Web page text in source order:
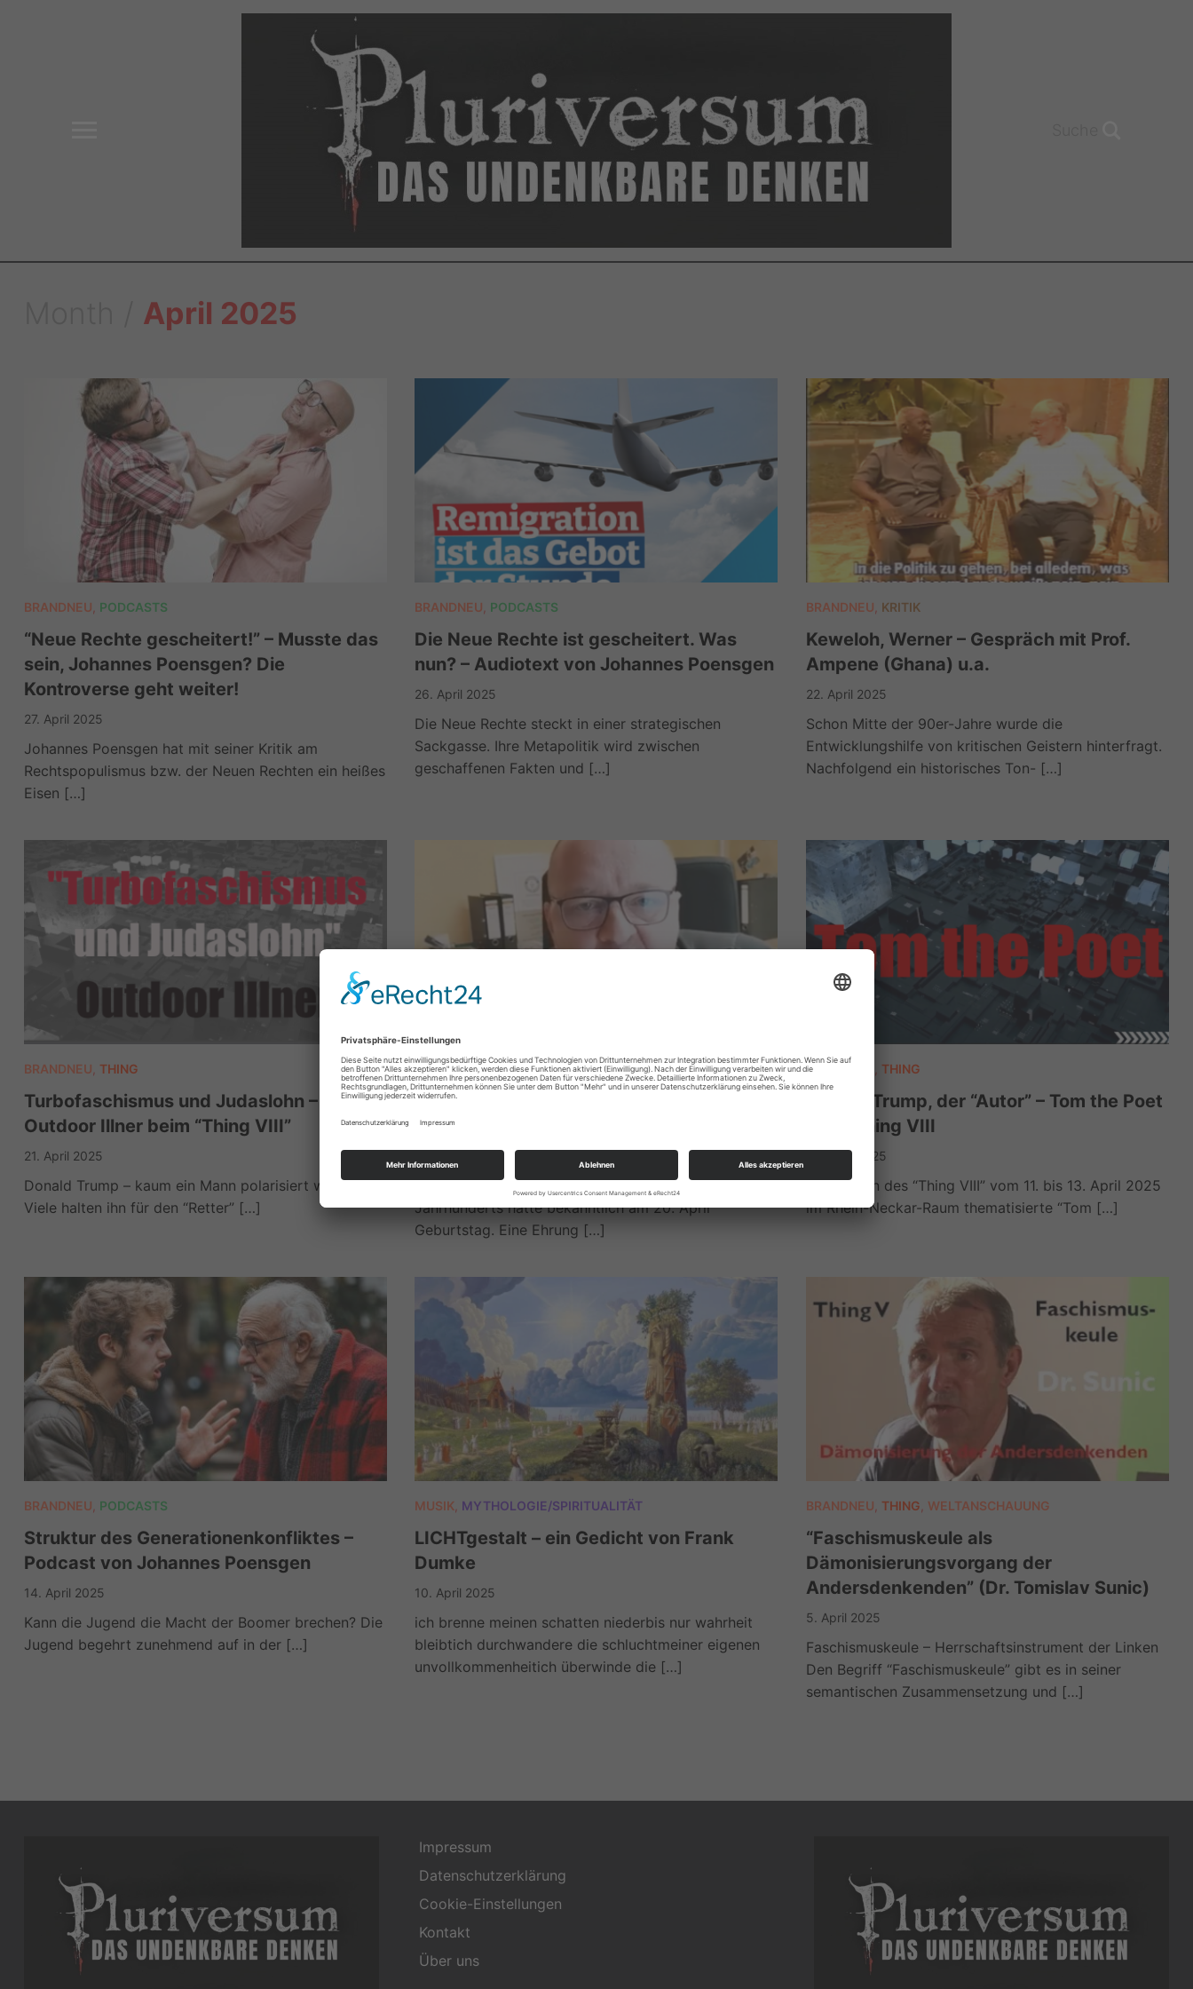
April 2025
BRANDNEU PODCASTS
“Neue Rechte gescheitert!” – Musste das
sein, Johannes Poensgen? Die
Kontroverse geht weiter!
27. April 2025
Johannes Poensgen hat mit seiner Kritik am
Rechtspopulismus bzw. der Neuen Rechten ein heißes
Eisen […]
BRANDNEU PODCASTS
Die Neue Rechte ist gescheitert. Was
nun? – Audiotext von Johannes Poensgen
26. April 2025
Die Neue Rechte steckt in einer strategischen
Sackgasse. Ihre Metapolitik wird zwischen
geschaffenen Fakten und […]
BRANDNEU KRITIK
Keweloh, Werner – Gespräch mit Prof.
Ampene (Ghana) u.a.
22. April 2025
Schon Mitte der 90er-Jahre wurde die
Entwicklungshilfe von kritischen Geistern hinterfragt.
Nachfolgend ein historisches Ton- […]
BRANDNEU THING
Turbofaschismus und Judaslohn –
Outdoor Illner beim “Thing VIII”
21. April 2025
Donald Trump – kaum ein Mann polarisiert wie er.
Viele halten ihn für den “Retter” […]
BRANDNEU,KURZVIDEOS
20. April – da war doch was? Ein Beitrag
aus dem Jahr 2024
Adolf’s Ehrentag? Ein Kanzler des vergangenen
Jahrhunderts hatte bekanntlich am 20. April
Geburtstag. Eine Ehrung […]
BRANDNEU THING
Donald Trump, der “Autor” – Tom the Poet
beim Thing VIII
19. April 2025
Im Rahmen des “Thing VIII” vom 11. bis 13. April 2025
im Rhein-Neckar-Raum thematisierte “Tom […]
BRANDNEU PODCASTS
Struktur des Generationenkonfliktes –
Podcast von Johannes Poensgen
14. April 2025
Kann die Jugend die Macht der Boomer brechen? Die
Jugend begehrt zunehmend auf in der […]
MUSIK MYTHOLOGIE/SPIRITUALITÄT
LICHTgestalt – ein Gedicht von Frank
Dumke
10. April 2025
ich brenne meinen schatten niederbis nur wahrheit
bleibtich durchwandere die schluchtmeiner eigenen
unvollkommenheitich überwinde die […]
BRANDNEU ,THING WELTANSCHAUUNG
“Faschismuskeule als
Dämonisierungsvorgang der
Andersdenkenden” (Dr. Tomislav Sunic)
5. April 2025
Faschismuskeule – Herrschaftsinstrument der Linken
Den Begriff “Faschismuskeule” gibt es in seiner
semantischen Zusammensetzung und […]
Impressum
Datenschutzerklärung
Cookie-Einstellungen
Kontakt
Über uns